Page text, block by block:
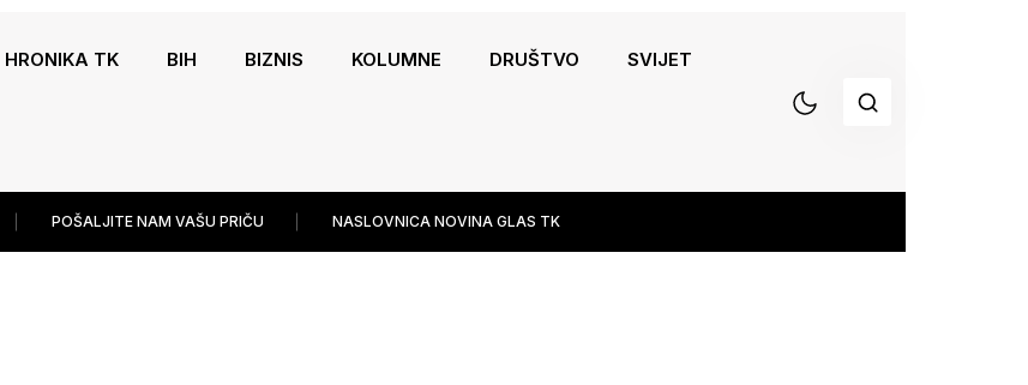
HRONIKA TK BIH BIZNIS KOLUMNE DRUŠTVO SVIJET
POŠALJITE NAM VAŠU PRIČU NASLOVNICA NOVINA GLAS TK